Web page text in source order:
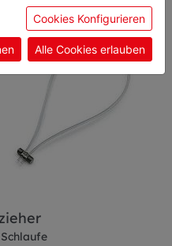
geben Sie
Cookies Konfigurieren
Alle Cookies erlauben